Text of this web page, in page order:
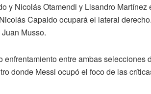
y Nicolás Otamendi y Lisandro
Capaldo ocupará el lateral
Musso.
enfrentamiento entre ambas selecciones
donde Messi ocupó el foco de las